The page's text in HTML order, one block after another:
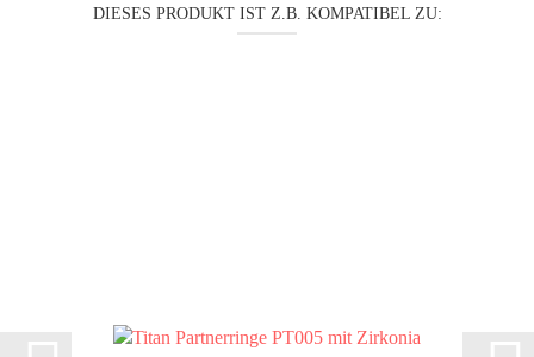
DIESES PRODUKT IST Z.B. KOMPATIBEL ZU: